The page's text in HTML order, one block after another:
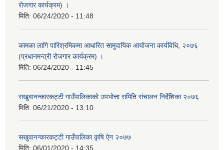
रोजगार कार्यक्रम) ।
मिति: 06/24/2020 - 11:48
कामका लागि पारिश्रमिकमा आधारित सामुदायिक आयोजना कार्यविधि, २०७६
(प्रधानमन्त्री रोजगार कार्यक्रम) ।
मिति: 06/24/2020 - 11:45
सखुवानन्कारकट्टी गाउँपालिकाको उपभोत्ता समिति संचालन निर्देशिका २०७६
मिति: 06/21/2020 - 13:10
सखुवानन्कारकट्टी गाउँपालिका कृषि ऐन २०७७
मिति: 06/01/2020 - 14:35